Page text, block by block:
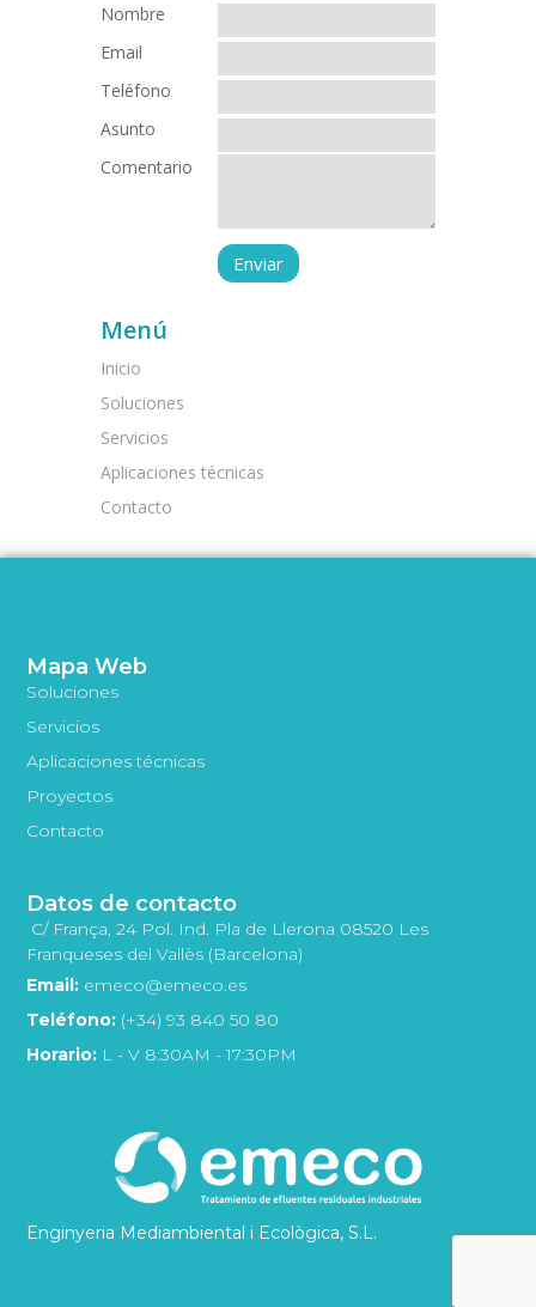
Nombre
Email
Teléfono
Asunto
Comentario
Menú
Inicio
Soluciones
Servicios
Aplicaciones técnicas
Contacto
Enginyeria Mediambiental i Ecològica, S.L.
Mapa Web
Soluciones
Servicios
Aplicaciones técnicas
Proyectos
Contacto
Datos de contacto
C/ França, 24 Pol. Ind. Pla de Llerona 08520 Les
Franqueses del Vallès (Barcelona)
Email: emeco@emeco.es
Teléfono: (+34) 93 840 50 80
Horario: L - V 8:30AM - 17:30PM